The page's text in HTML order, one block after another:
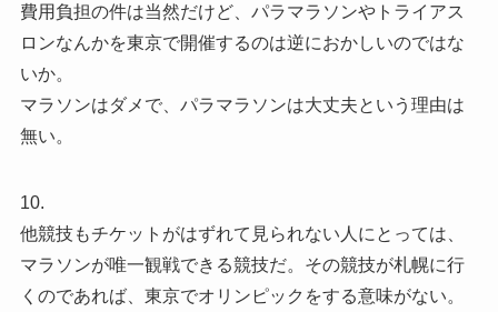
費用負担の件は当然だけど、パラマラソンやトライアス
ロンなんかを東京で開催するのは逆におかしいのではな
いか。
マラソンはダメで、パラマラソンは大丈夫という理由は
無い。
10.
他競技もチケットがはずれて見られない人にとっては、
マラソンが唯一観戦できる競技だ。その競技が札幌に行
くのであれば、東京でオリンピックをする意味がない。